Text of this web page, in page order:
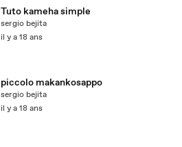
Tuto kameha simple
sergio bejita
il y a 18 ans
piccolo makankosappo
sergio bejita
il y a 18 ans